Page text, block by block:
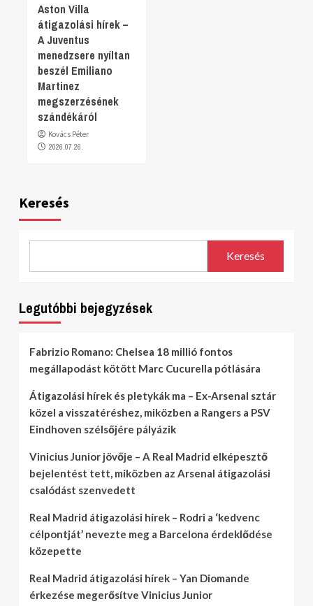
Aston Villa
átigazolási hírek –
A Juventus
menedzsere nyíltan
beszél Emiliano
Martinez
megszerzésének
szándékáról
Kovács Péter
2026.07.26.
Keresés
Keresés
Legutóbbi bejegyzések
Fabrizio Romano: Chelsea 18 millió fontos
megállapodást kötött Marc Cucurella pótlására
Átigazolási hírek és pletykák ma – Ex-Arsenal sztár
közel a visszatéréshez, miközben a Rangers a PSV
Eindhoven szélsőjére pályázik
Vinicius Junior jövője – A Real Madrid elképesztő
bejelentést tett, miközben az Arsenal átigazolási
csalódást szenvedett
Real Madrid átigazolási hírek – Rodri a ‘kedvenc
célpontját’ nevezte meg a Barcelona érdeklődése
közepette
Real Madrid átigazolási hírek – Yan Diomande
érkezése megerősítve Vinicius Junior